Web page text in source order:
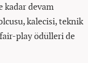
kadar devam
kalecisi, teknik
play ödülleri de